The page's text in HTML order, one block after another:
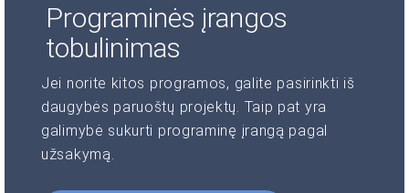
Programinės įrangos
tobulinimas
Jei norite kitos programos, galite pasirinkti iš
daugybės paruoštų projektų. Taip pat yra
galimybė sukurti programinę įrangą pagal
užsakymą.